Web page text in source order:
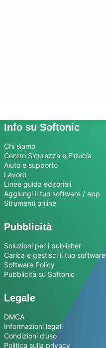
Info su Softonic
Chi siamo
Centro Sicurezza e Fiducia
Aiuto e supporto
Lavoro
Linee guida editoriali
Aggiungi il tuo software / app
Strumenti online
Pubblicità
Soluzioni per i publisher
Carica e gestisci il tuo software
Software Policy
Pubblicità su Softonic
Legale
DMCA
Informazioni legali
Condizioni d’uso
Politica sulla privacy